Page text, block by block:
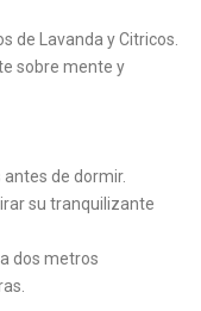
de Lavanda y Citricos.
sobre mente y
de dormir.
su tranquilizante
dos metros